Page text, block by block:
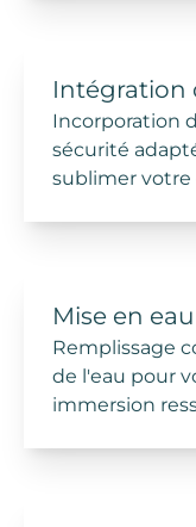
Intégration
Incorporation
sécurité
sublimer votre
Mise en
Remplissage
de l'eau pour
immersion